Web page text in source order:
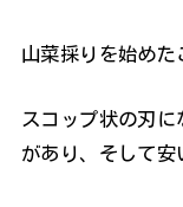
山菜採りを始めた
スコップ状の刃に
があり、そして安